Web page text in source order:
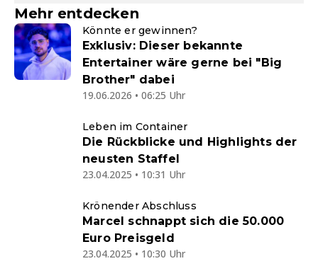
Mehr entdecken
Könnte er gewinnen?
Exklusiv: Dieser bekannte
Entertainer wäre gerne bei "Big
Brother" dabei
19.06.2026 • 06:25 Uhr
Leben im Container
Die Rückblicke und Highlights der
neusten Staffel
23.04.2025 • 10:31 Uhr
Krönender Abschluss
Marcel schnappt sich die 50.000
Euro Preisgeld
23.04.2025 • 10:30 Uhr